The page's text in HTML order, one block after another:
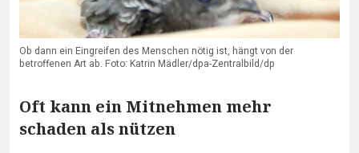
Ob dann ein Eingreifen des Menschen nötig ist, hängt von der
betroffenen Art ab. Foto: Katrin Mädler/dpa-Zentralbild/dp
Oft kann ein Mitnehmen mehr
schaden als nützen